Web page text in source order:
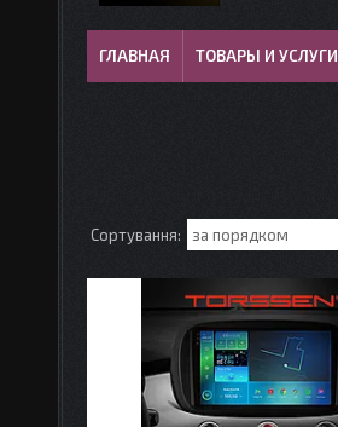
ГЛАВНАЯ ТОВАРЫ И УСЛУГИ